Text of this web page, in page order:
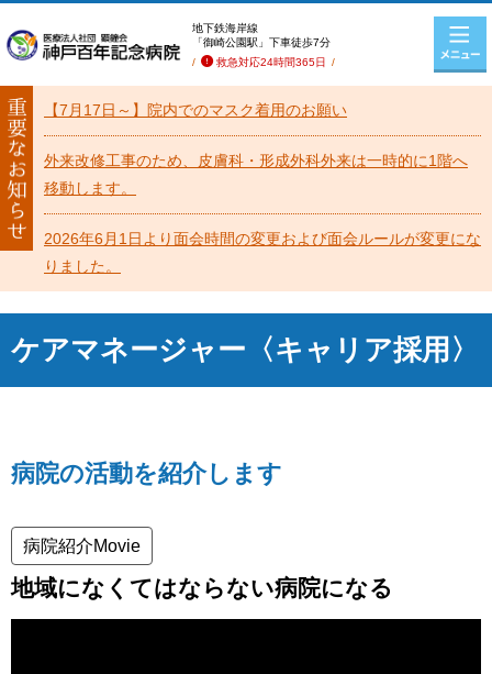
地下鉄海岸線
「御崎公園駅」下車徒歩7分
救急対応24時間365日
【7月17日～】院内でのマスク着用のお願い
外来改修工事のため、皮膚科・形成外科外来は一時的に1階へ
移動します。
2026年6月1日より面会時間の変更および面会ルールが変更にな
りました。
ケアマネージャー〈キャリア採用〉
病院の活動を紹介します
病院紹介Movie
地域になくてはならない病院になる